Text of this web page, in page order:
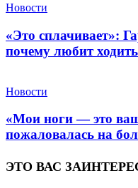
Новости
«Это сплачивает»:
почему любит
Новости
«Мои ноги — это
пожаловалась на
ЭТО ВАС